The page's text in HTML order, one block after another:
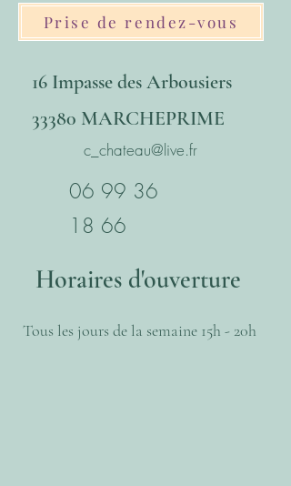
Prise de rendez-vous
16 Impasse des Arbousiers
33380 MARCHEPRIME
c_chateau@live.fr
06 99 36
18 66
Horaires d'ouverture
Tous les jours de la semaine 15h - 20h